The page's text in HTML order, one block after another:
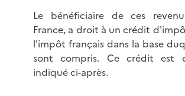
Le bénéficiaire de ces
France, a droit à un crédit
l'impôt français dans la base
sont compris. Ce crédit est
indiqué ci-après.